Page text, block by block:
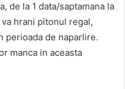
de la 1 data/saptamana la
hrani pitonul regal,
perioada de naparlire.
manca in aceasta